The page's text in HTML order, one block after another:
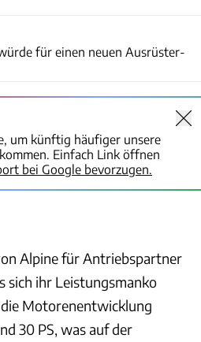
für einen neuen Ausrüster-
um künftig häufiger unsere
Einfach Link öffnen
bei Google bevorzugen.
Alpine für Antriebspartner
sich ihr Leistungsmanko
Motorenentwicklung
30 PS, was auf der